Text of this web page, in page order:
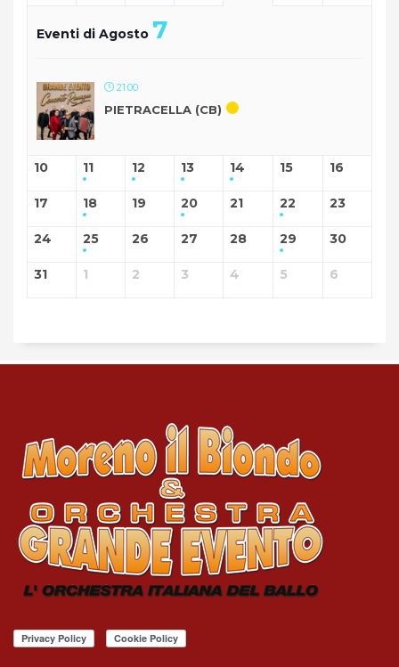
Eventi di Agosto 7
21:00
PIETRACELLA (CB)
10 11 12 13 14 15 16
17 18 19 20 21 22 23
24 25 26 27 28 29 30
31 1 2 3 4 5 6